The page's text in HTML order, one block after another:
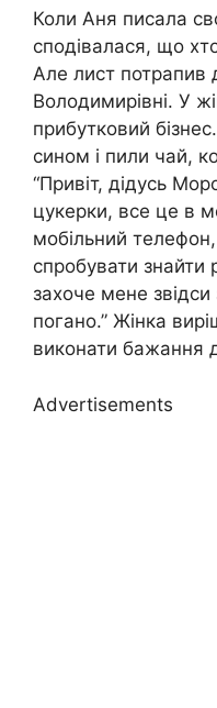
Коли Аня писала
сподівалася, що
Але лист потрапив
Володимирівні. У
прибутковий
сином і пили чай,
“Привіт, дідусь
цукерки, все це в
мобільний
спробувати
захоче мене
погано.” Жінка
виконати бажання
Advertisements